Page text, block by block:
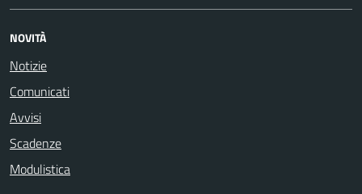
NOVITÀ
Notizie
Comunicati
Avvisi
Scadenze
Modulistica